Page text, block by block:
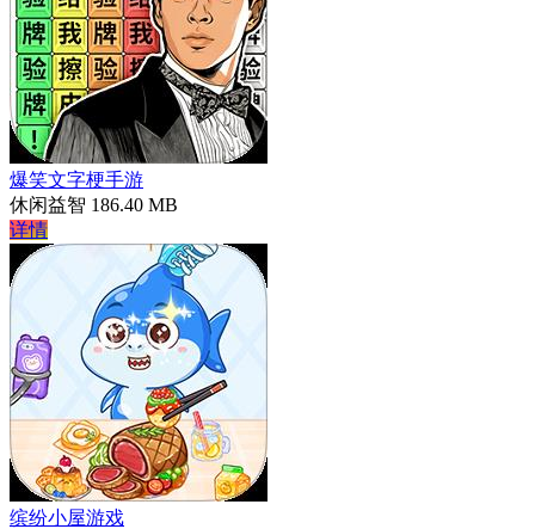
爆笑文字梗手游
休闲益智 186.40 MB
详情
缤纷小屋游戏